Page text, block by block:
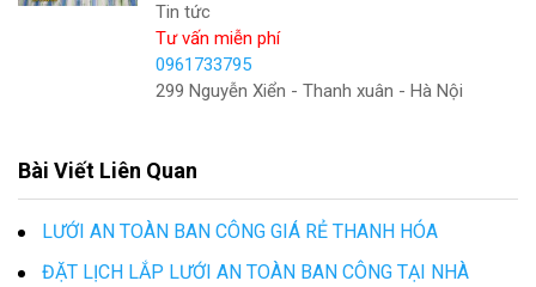
Tin tức
Tư vấn miễn phí
0961733795
299 Nguyễn Xiển - Thanh xuân - Hà Nội
Bài Viết Liên Quan
LƯỚI AN TOÀN BAN CÔNG GIÁ RẺ THANH HÓA
ĐẶT LỊCH LẮP LƯỚI AN TOÀN BAN CÔNG TẠI NHÀ